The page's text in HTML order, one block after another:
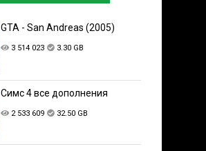
GTA - San Andreas (2005)
3 514 023 3.30 GB
Симс 4 все дополнения
2 533 609 32.50 GB